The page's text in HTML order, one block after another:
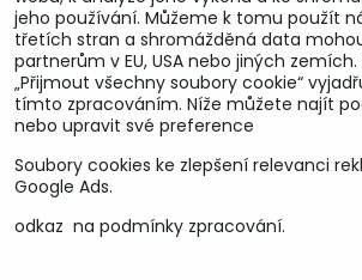
U&M parts s.r.o.
U Zastávky 150, Horní Staré Město
54102 Trutnov, ČR
jeho používání. Můžeme k tomu použít
třetích stran a shromážděná data
partnerům v EU, USA nebo jiných
„Přijmout všechny soubory cookie“
tímto zpracováním. Níže můžete najít
nebo upravit své preference
Soubory cookies ke zlepšení relevanci
Google Ads.
odkaz na podmínky zpracování.